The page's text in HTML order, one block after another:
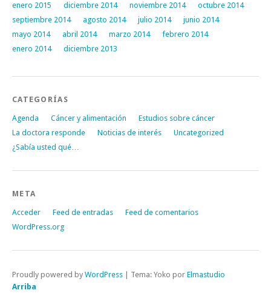
enero 2015
diciembre 2014 noviembre 2014
octubre 2014
septiembre 2014
agosto 2014 julio 2014
junio 2014
mayo 2014
abril 2014 marzo 2014
febrero 2014
enero 2014
diciembre 2013
CATEGORÍAS
Agenda Cáncer y alimentación
Estudios sobre cáncer
La doctora responde
Noticias de interés
Uncategorized
¿Sabía usted qué…
META
Acceder Feed de entradas
Feed de comentarios
WordPress.org
Proudly powered by WordPress Tema: Yoko por Elmastudio
Arriba